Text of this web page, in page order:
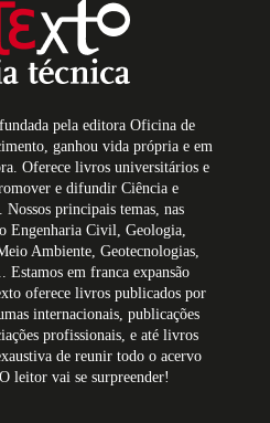
pela editora Oficina de
ganhou vida própria e em
Oferece livros universitários e
e difundir Ciência e
principais temas, nas
Engenharia Civil, Geologia,
Ambiente, Geotecnologias,
Estamos em franca expansão
oferece livros publicados por
internacionais, publicações
profissionais, e até livros
de reunir todo o acervo
leitor vai se surpreender!